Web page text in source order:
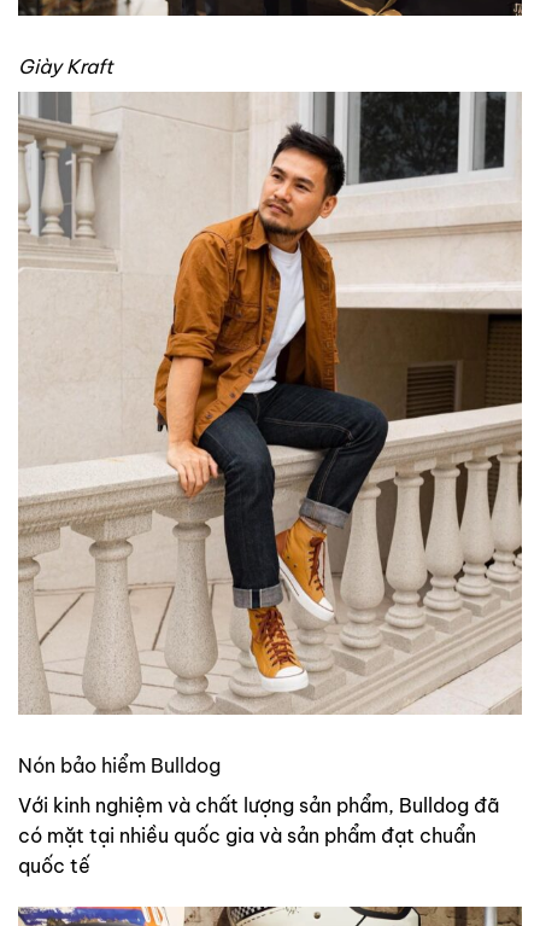
Giày Kraft
Nón bảo hiểm Bulldog
Với kinh nghiệm và chất lượng sản phẩm, Bulldog đã
có mặt tại nhiều quốc gia và sản phẩm đạt chuẩn
quốc tế